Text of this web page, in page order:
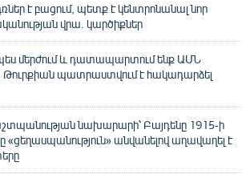
է բացում, պետք է կենտրոնանալ նոր
վրա. կարծիքներ
մերժում և դատապարտում ենք ԱՄՆ
Թուրքիան պատրաստվում է հակադարձել
նախարարի՝ Բայդենը 1915-ի
«ցեղասպանություն» անվանելով աղավաղել է